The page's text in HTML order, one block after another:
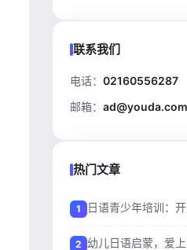
联系我们
电话： 02160556287
邮箱：
热门文章
日语青少年培训：
幼儿日语启蒙，爱